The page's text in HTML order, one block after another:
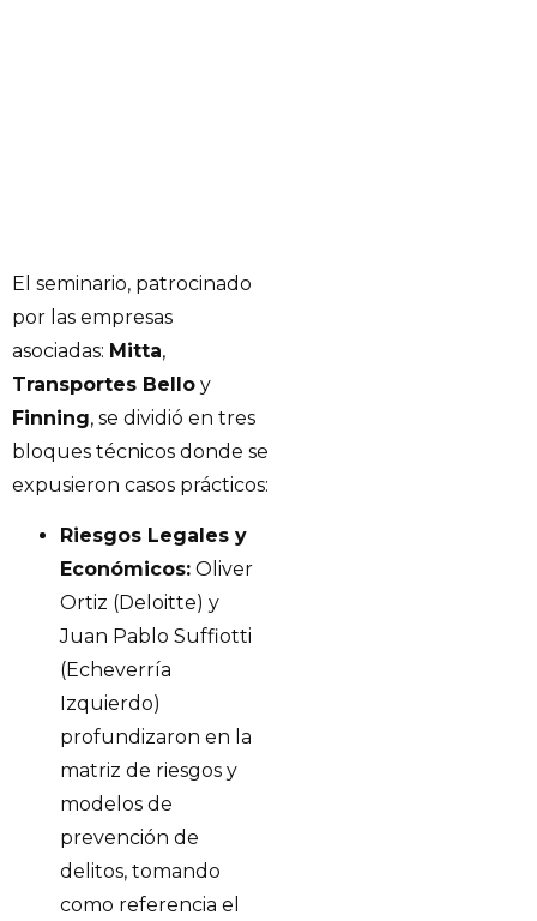
El seminario, patrocinado
por las empresas
asociadas: Mitta,
Transportes Bello y
Finning, se dividió en tres
bloques técnicos donde se
expusieron casos prácticos:
Riesgos Legales y
Económicos: Oliver
Ortiz (Deloitte) y
Juan Pablo Suffiotti
(Echeverría
Izquierdo)
profundizaron en la
matriz de riesgos y
modelos de
prevención de
delitos, tomando
como referencia el